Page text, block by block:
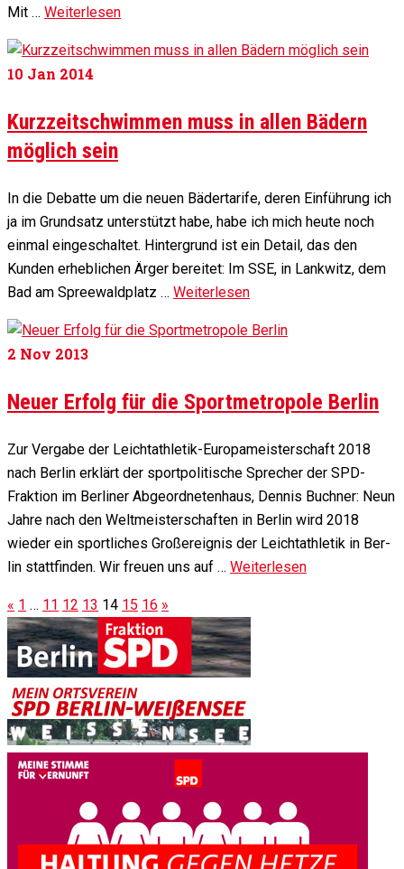
Mit … Weiterlesen
10 Jan 2014
Kurzzeitschwimmen muss in allen Bädern
möglich sein
In die Debatte um die neuen Bädertarife, deren Einführung ich
ja im Grundsatz unterstützt habe, habe ich mich heute noch
einmal eingeschaltet. Hintergrund ist ein Detail, das den
Kunden erheblichen Ärger bereitet: Im SSE, in Lankwitz, dem
Bad am Spreewaldplatz … Weiterlesen
2 Nov 2013
Neuer Erfolg für die Sportmetropole Berlin
Zur Ver­gabe der Leicht­ath­letik-Eu­ro­pa­meister­schaft 2018
nach Ber­lin er­klärt der sport­po­li­tische Sprecher der SPD-
Fraktion im Ber­liner Ab­ge­ord­neten­haus, Den­nis Buchner: Neun
Jahre nach den Welt­meister­schaften in Ber­lin wird 2018
wieder ein sport­liches Groß­er­eignis der Leicht­athletik in Ber­
lin statt­finden. Wir freuen uns auf … Weiterlesen
« 1 … 11 12 13 14 15 16 »